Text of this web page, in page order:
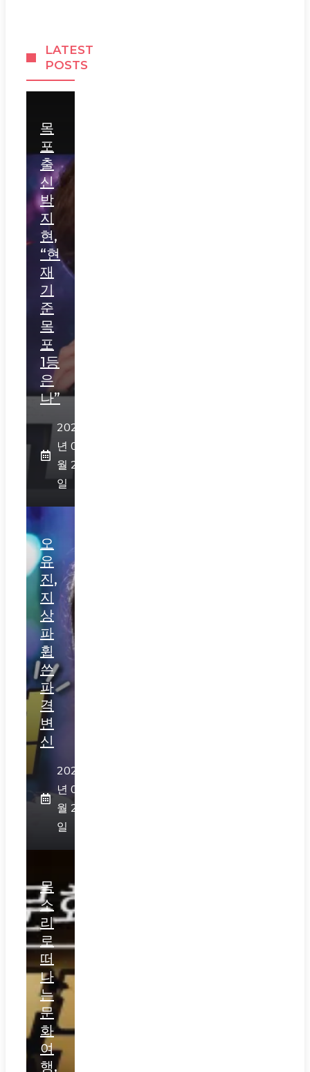
LATEST
POSTS
목
포
출
신
박
지
현,
“현
재
기
준
목
포
1등
은
나”
2026
년 07
월 29
일
오
유
진,
지
상
파
휩
쓴
파
격
변
신
2026
년 07
월 28
일
목
소
리
로
떠
나
는
문
화
여
행,